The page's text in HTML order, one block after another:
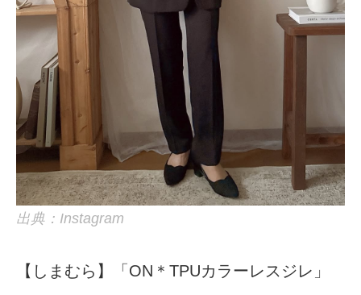
出典：Instagram
【しまむら】「ON＊TPUカラーレスジレ」